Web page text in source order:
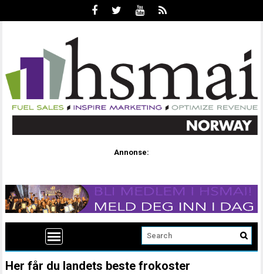
Annonse:
Her får du landets beste frokoster